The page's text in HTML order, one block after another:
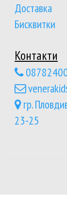
Доставка
Бисквитки
Контакти
гр.
23-25